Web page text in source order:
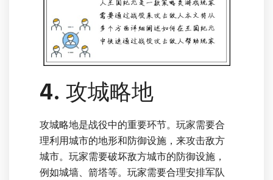
4. 攻城略地
攻城略地是战役中的重要环节。玩家需要合
理利用城市的地形和防御设施，来攻击敌方
城市。玩家需要破坏敌方城市的防御设施，
例如城墙、箭塔等。玩家需要合理安排军队